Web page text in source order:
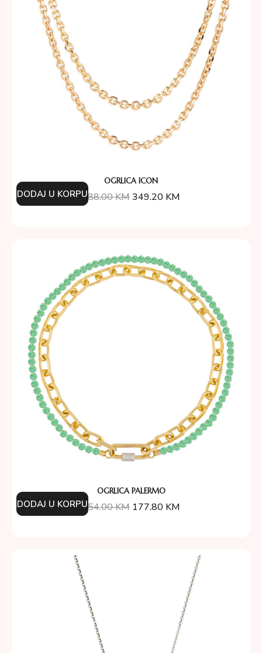
OGRLICA ICON
388.00KM349.20 KM
DODAJ U KORPU
OGRLICA PALERMO
254.00KM 177.80 KM
DODAJ U KORPU